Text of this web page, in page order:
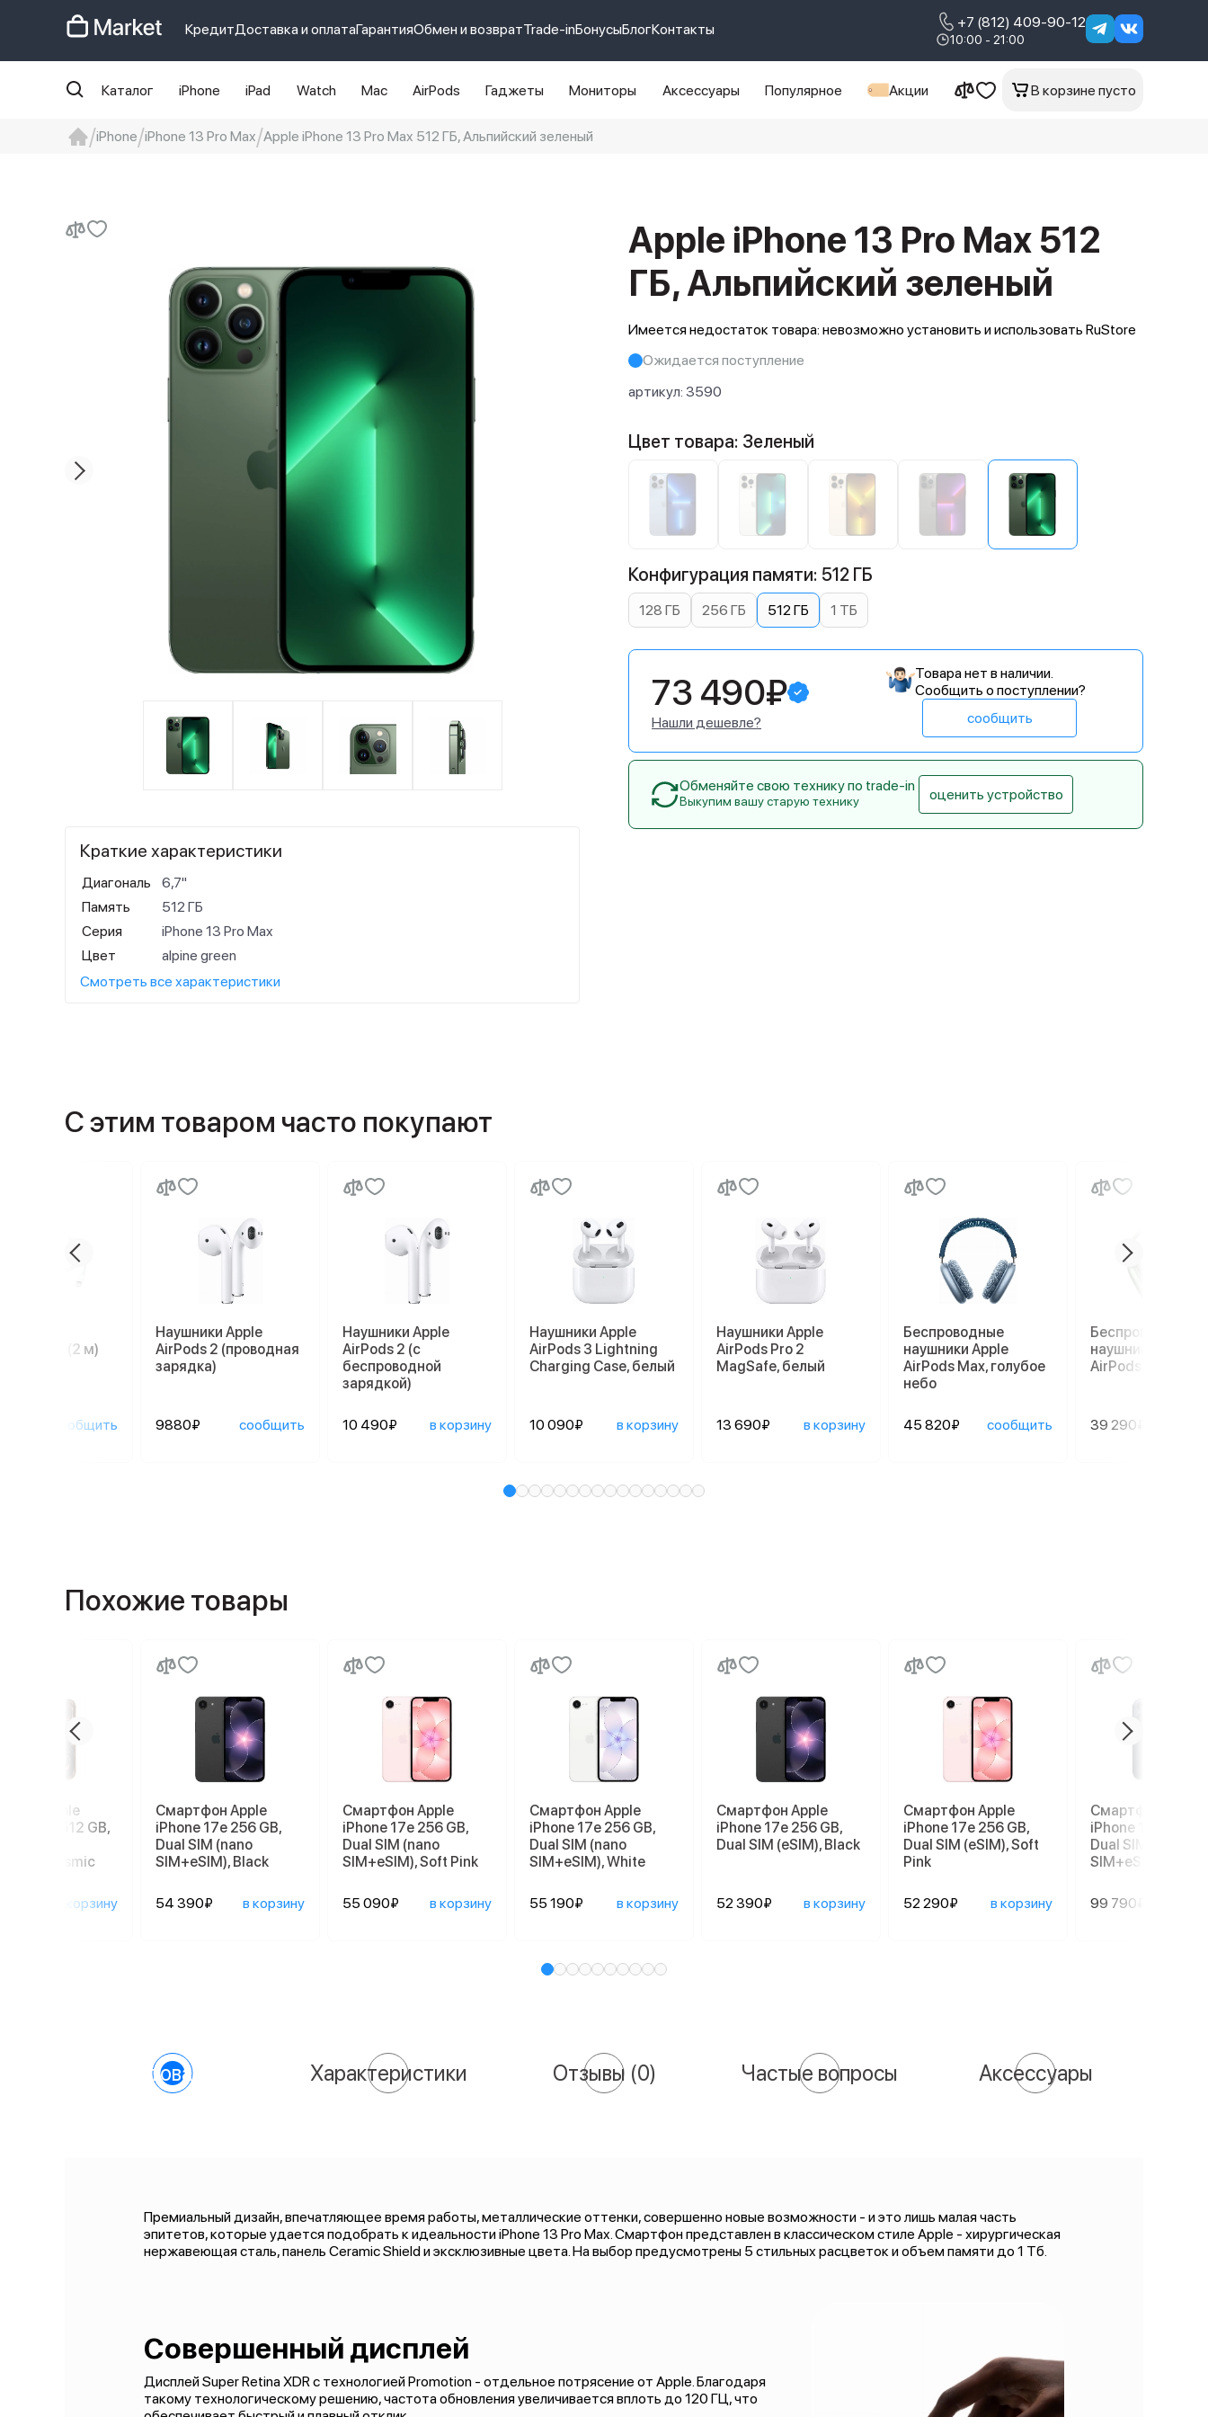
КредитДоставка и оплатаГарантияОбмен и возвратTrade-inБонусыБлогКонтакты +7 (812) 409-90-12
10:00 - 21:00
Каталог iPhone iPad Watch Mac AirPods Гаджеты Мониторы Аксессуары Популярное Акции В корзине пусто
iPhone iPhone 13 Pro Max Apple iPhone 13 Pro Max 512 ГБ, Альпийский зеленый
Apple iPhone 13 Pro Max 512
ГБ, Альпийский зеленый
Имеется недостаток товара: невозможно установить и использовать RuStore
Ожидается поступление
артикул: 3590
Краткие характеристики
Диагональ
6,7"
Память
512 ГБ
Серия
iPhone 13 Pro Max
Цвет
alpine green
Смотреть все характеристики
Цвет товара: Зеленый
Конфигурация памяти: 512 ГБ
128 ГБ 256 ГБ 512 ГБ 1 ТБ
73 490₽
Нашли дешевле?
Товара нет в наличии.
Сообщить о поступлении?
сообщить
Обменяйте свою технику по trade-in
Выкупим вашу старую технику оценить устройство
С этим товаром часто покупают
USB (2 м)
сообщить
Наушники Apple
AirPods 2 (проводная
зарядка)
9880₽ сообщить
Наушники Apple
AirPods 2 (с
беспроводной
зарядкой)
10 490₽ в корзину
Наушники Apple
AirPods 3 Lightning
Charging Case, белый
10 090₽ в корзину
Наушники Apple
AirPods Pro 2
MagSafe, белый
13 690₽ в корзину
Беспроводные
наушники Apple
AirPods Max, голубое
небо
45 820₽ сообщить
Беспроводные
наушники Apple
AirPods Max,
39 290₽
Похожие товары
Apple
17 Pro 512 GB,
Cosmic
в корзину
Смартфон Apple
iPhone 17e 256 GB,
Dual SIM (nano
SIM+eSIM), Black
54 390₽ в корзину
Смартфон Apple
iPhone 17e 256 GB,
Dual SIM (nano
SIM+eSIM), Soft Pink
55 090₽ в корзину
Смартфон Apple
iPhone 17e 256 GB,
Dual SIM (nano
SIM+eSIM), White
55 190₽ в корзину
Смартфон Apple
iPhone 17e 256 GB,
Dual SIM (eSIM), Black
52 390₽ в корзину
Смартфон Apple
iPhone 17e 256 GB,
Dual SIM (eSIM), Soft
Pink
52 290₽ в корзину
Смартфон Apple
iPhone 17 Pro
Dual SIM (nano
SIM+eSIM), Deep
99 790₽
О товаре Характеристики Отзывы (0) Частые вопросы Аксессуары
Премиальный дизайн, впечатляющее время работы, металлические оттенки, совершенно новые возможности - и это лишь малая часть
эпитетов, которые удается подобрать к идеальности iPhone 13 Pro Max. Смартфон представлен в классическом стиле Apple - хирургическая
нержавеющая сталь, панель Ceramic Shield и эксклюзивные цвета. На выбор предусмотрены 5 стильных расцветок и объем памяти до 1 Тб.
Совершенный дисплей
Дисплей Super Retina XDR с технологией Promotion - отдельное потрясение от Apple. Благодаря
такому технологическому решению, частота обновления увеличивается вплоть до 120 ГЦ, что